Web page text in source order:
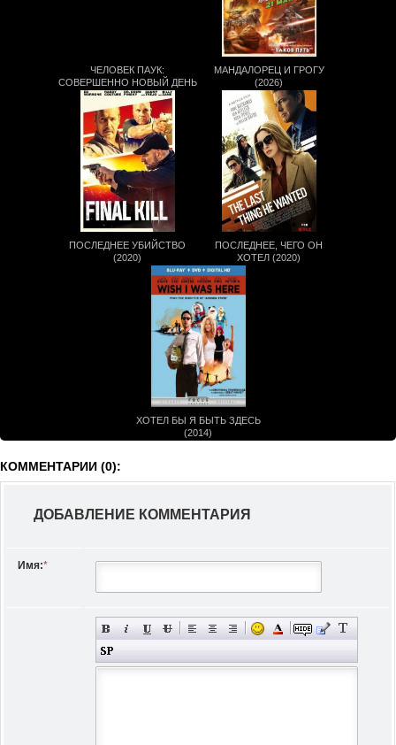
ЧЕЛОВЕК ПАУК:
СОВЕРШЕННО НОВЫЙ ДЕНЬ
(2026)
МАНДАЛОРЕЦ И ГРОГУ
(2026)
ПОСЛЕДНЕЕ УБИЙСТВО
(2020)
ПОСЛЕДНЕЕ, ЧЕГО ОН
ХОТЕЛ (2020)
ХОТЕЛ БЫ Я БЫТЬ ЗДЕСЬ
(2014)
КОММЕНТАРИИ (0):
ДОБАВЛЕНИЕ КОММЕНТАРИЯ
Имя:*